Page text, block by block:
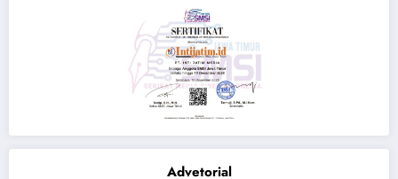
Advetorial